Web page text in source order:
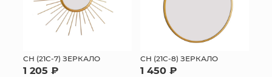
СН (21C-7) ЗЕРКАЛО
1 205 ₽
СН (21C-8) ЗЕРКАЛО
1 450 ₽